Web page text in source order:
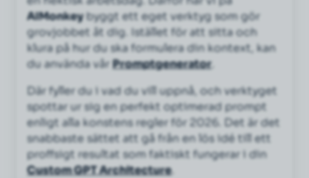
AIMonkeybyggt ett eget verktyg som gör
grovjobbet åt dig. Istället för att sitta och
klura på hur du ska formulera din kontext, kan
du använda vårPromptgenerator.
Där fyller du i vad du vill uppnå, och verktyget
spottar ur sig en perfekt optimerad prompt
enligt alla konstens regler för 2026. Det är det
snabbaste sättet att gå från en lös idé till ett
proffsigt resultat som faktiskt fungerar i din
Custom GPT Architecture.